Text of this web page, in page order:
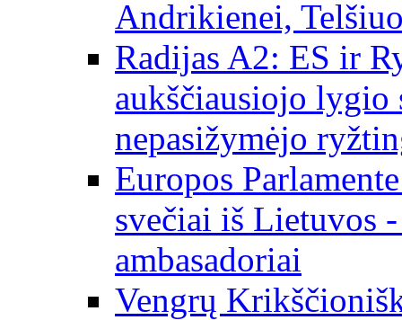
Andrikienei,
Radijas A2: ES ir
aukščiausiojo
nepasižymėjo
Europos
svečiai iš Lietuvos
ambasadoriai
Vengrų